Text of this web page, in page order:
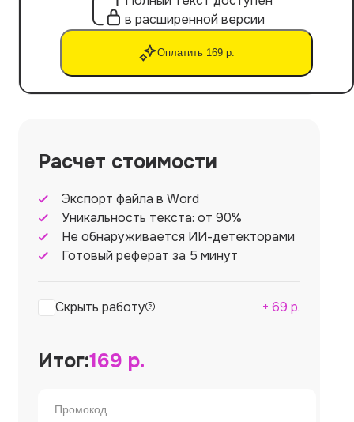
в расширенной версии
Оплатить 169 р.
Расчет стоимости
Экспорт файла в Word
Уникальность текста: от 90%
Не обнаруживается ИИ-детекторами
Готовый реферат за 5 минут
Скрыть работу + 69 р.
Итог:169 р.